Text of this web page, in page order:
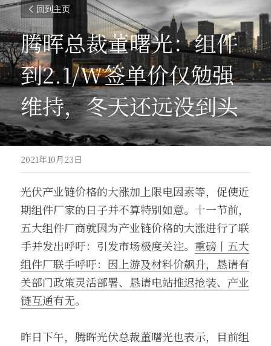
回到主页
腾晖总裁董曙光：组件
到2.1/W签单价仅勉强
维持，冬天还远没到头
2021年10月23日
光伏产业链价格的大涨加上限电因素等，促使近
期组件厂家的日子并不算特别如意。十一节前，
五大组件厂商就因为产业链价格的大涨进行了联
手并发出呼吁：引发市场极度关注。 重磅丨五大
组件厂联手呼吁：因上游及材料价飙升，恳请有
关部门政策灵活部署、恳请电站推迟抢装、产业
链互通有无。
昨日下午，腾晖光伏总裁董曙光也表示，目前组